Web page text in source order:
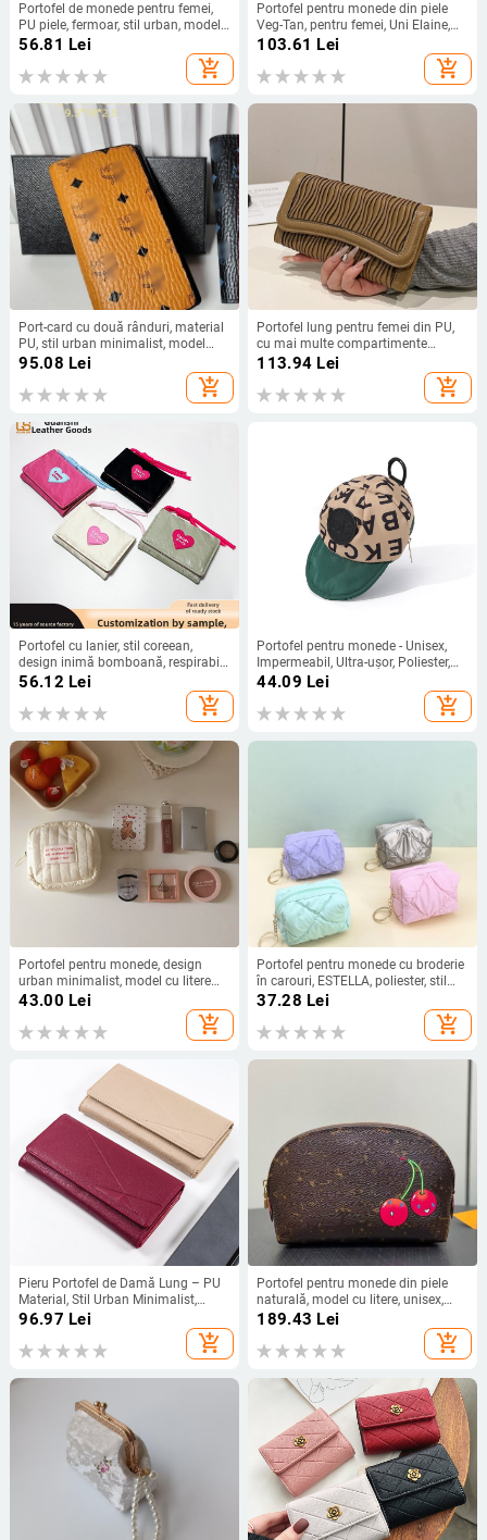
Portofel de monede pentru femei,
PU piele, fermoar, stil urban, model
08
56.81 Lei
add_shopping_cart
Portofel pentru monede din piele
Veg-Tan, pentru femei, Uni Elaine,
primul strat de piele de vită, culoare
uni, spațiu pentru chei și căști
103.61 Lei
add_shopping_cart
Port-card cu două rânduri, material
PU, stil urban minimalist, model
litere, ultra-ușor, primăvara 2024
95.08 Lei
add_shopping_cart
Portofel lung pentru femei din PU,
cu mai multe compartimente
pentru carduri, ușor, stil matur
113.94 Lei
add_shopping_cart
Portofel cu lanier, stil coreean,
design inimă bomboană, respirabil
și ultraușor, exterior PU, căptușeală
utilizare zilnică
56.12 Lei
add_shopping_cart
Portofel pentru monede - Unisex,
Impermeabil, Ultra-ușor, Poliester,
Utilizare zilnică
44.09 Lei
add_shopping_cart
Portofel pentru monede, design
urban minimalist, model cu litere
(material: bumbac; model: litere;
căptușeală: poliester; stil: urban
simplu)
43.00 Lei
add_shopping_cart
Portofel pentru monede cu broderie
în carouri, ESTELLA, poliester, stil
urban minimalist, cu lanț pentru
37.28 Lei
add_shopping_cart
Pieru Portofel de Damă Lung – PU
Material, Stil Urban Minimalist,
Model Solid, Căptușeală PU
96.97 Lei
add_shopping_cart
Portofel pentru monede din piele
naturală, model cu litere, unisex,
primăvara 2025
189.43 Lei
add_shopping_cart